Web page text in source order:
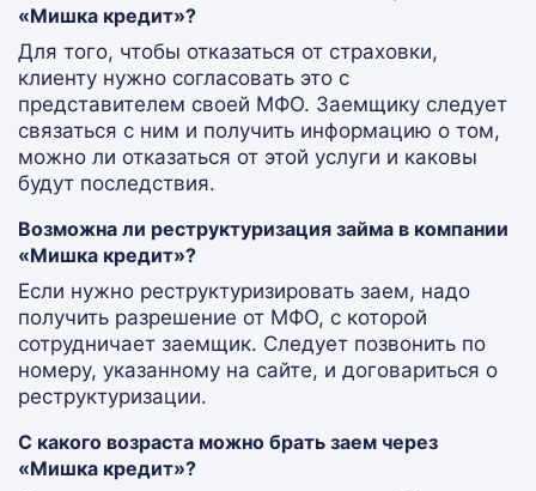
«Мишка кредит»?
Для того, чтобы отказаться от страховки,
клиенту нужно согласовать это с
представителем своей МФО. Заемщику следует
связаться с ним и получить информацию о том,
можно ли отказаться от этой услуги и каковы
будут последствия.
Возможна ли реструктуризация займа в компании
«Мишка кредит»?
Если нужно реструктуризировать заем, надо
получить разрешение от МФО, с которой
сотрудничает заемщик. Следует позвонить по
номеру, указанному на сайте, и договариться о
реструктуризации.
С какого возраста можно брать заем через
«Мишка кредит»?